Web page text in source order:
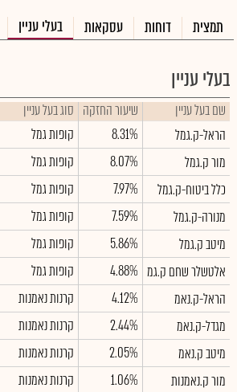
תמצית דוחות עסקאות בעלי עניין
בעלי עניין
שם בעל עניין שיעור החזקה סוג בעל עניין
הראל-ק.גמל
8.31% קופות גמל
מור ק.גמל
8.07% קופות גמל
כלל ביטוח-ק.גמל
7.97% קופות גמל
מנורה-ק.גמל
7.59% קופות גמל
מיטב ק.גמל
5.86% קופות גמל
אלטשלר שחם ק.גמ 4.88% קופות גמל
הראל-ק.נאמ
4.12% קרנות נאמנות
מגדל-ק.נאמ
2.44% קרנות נאמנות
מיטב ק.נאמ
2.05% קרנות נאמנות
מור ק.נאמנות
1.06% קרנות נאמנות